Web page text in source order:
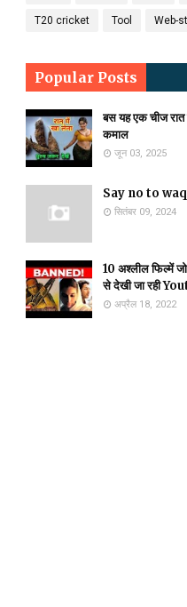
T20 cricket Tool Web-
Popular Posts
बस यह एक चीज
कमाल
जून 03, 2025
Say no to
सितंबर 09, 2024
10 अश्लील फिल्में
से देखी जा रही
अप्रैल 18, 2022